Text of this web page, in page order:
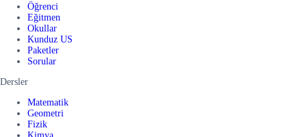
Öğrenci
Eğitmen
Okullar
Kunduz US
Paketler
Sorular
Dersler
Matematik
Geometri
Fizik
Kimya